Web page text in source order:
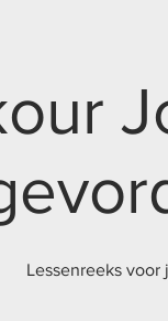
Lessenreeks voor